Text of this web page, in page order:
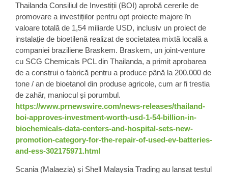
Thailanda Consiliul de Investiții (BOI) aprobă cererile de
promovare a investițiilor pentru opt proiecte majore în
valoare totală de 1,54 miliarde USD, inclusiv un proiect de
instalație de bioetilenă realizat de societatea mixtă locală a
companiei braziliene Braskem. Braskem, un joint-venture
cu SCG Chemicals PCL din Thailanda, a primit aprobarea
de a construi o fabrică pentru a produce până la 200.000 de
tone / an de bioetanol din produse agricole, cum ar fi trestia
de zahăr, maniocul și porumbul.
https://www.prnewswire.com/news-releases/thailand-
boi-approves-investment-worth-usd-1-54-billion-in-
biochemicals-data-centers-and-hospital-sets-new-
promotion-category-for-the-repair-of-used-ev-batteries-
and-ess-302175971.html
Scania (Malaezia) și Shell Malaysia Trading au lansat testul